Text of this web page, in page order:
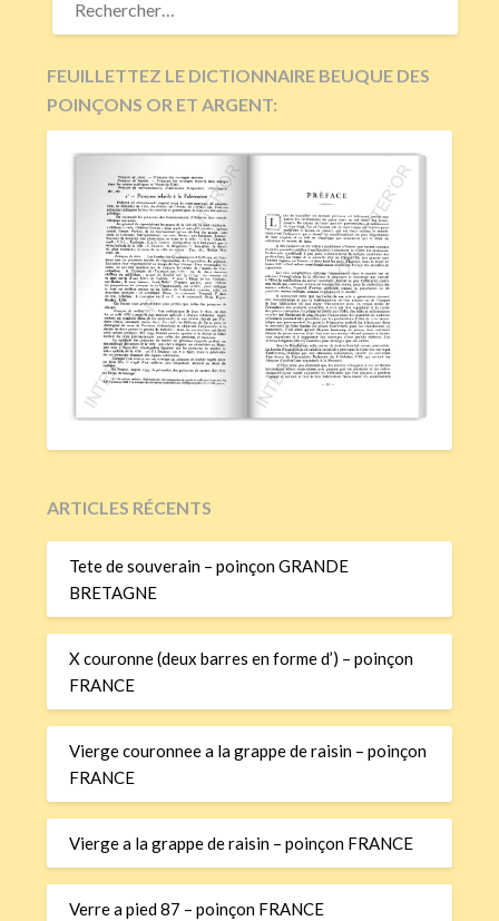
FEUILLETTEZ LE DICTIONNAIRE BEUQUE DES
POINÇONS OR ET ARGENT:
ARTICLES RÉCENTS
Tete de souverain – poinçon GRANDE
BRETAGNE
X couronne (deux barres en forme d’) – poinçon
FRANCE
Vierge couronnee a la grappe de raisin – poinçon
FRANCE
Vierge a la grappe de raisin – poinçon FRANCE
Verre a pied 87 – poinçon FRANCE